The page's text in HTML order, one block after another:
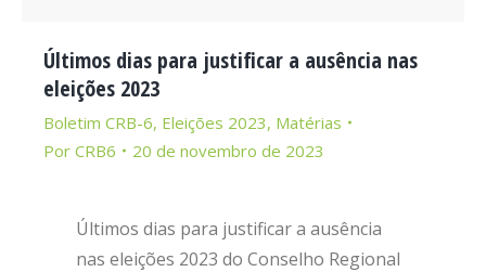
Últimos dias para justificar a ausência nas
eleições 2023
Boletim CRB-6, Eleições 2023, Matérias
Por CRB6 20 de novembro de 2023
Últimos dias para justificar a ausência
nas eleições 2023 do Conselho Regional